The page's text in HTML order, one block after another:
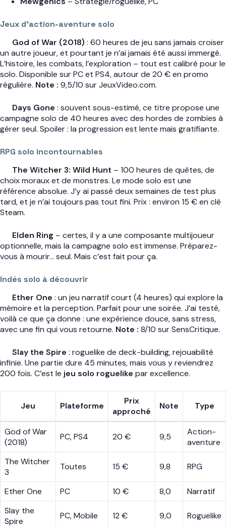
Jeux d’action-aventure solo
God of War (2018) : 60 heures de jeu sans jamais croiser
un autre joueur, et pourtant je n’ai jamais été aussi immergé.
L’histoire, les combats, l’exploration – tout est calibré pour le
solo. Disponible sur PC et PS4, autour de 20 € en promo
régulière. Note : 9,5/10 sur JeuxVideo.com.
Days Gone : souvent sous-estimé, ce titre propose une
campagne solo de 40 heures avec des hordes de zombies à
gérer seul. Spoiler : la progression est lente mais gratifiante.
RPG solo incontournables
The Witcher 3: Wild Hunt – 100 heures de quêtes, de
choix moraux et de monstres. Le mode solo est une
référence absolue. J’y ai passé deux semaines de test plus
tard, et je n’ai toujours pas tout fini. Prix : environ 15 € en clé
Steam.
Elden Ring – certes, il y a une composante multijoueur
optionnelle, mais la campagne solo est immense. Préparez-
vous à mourir… seul. Mais c’est fait pour ça.
Indés solo à découvrir
Ether One : un jeu narratif court (4 heures) qui explore la
mémoire et la perception. Parfait pour une soirée. J’ai testé,
voilà ce que ça donne : une expérience douce, sans stress,
avec une fin qui vous retourne. Note : 8/10 sur SensCritique.
Slay the Spire : roguelike de deck-building, rejouabilité
infinie. Une partie dure 45 minutes, mais vous y reviendrez
200 fois. C’est le jeu solo roguelike par excellence.
Jeu Plateforme
Prix
approché
Note Type
God of War
(2018)
PC, PS4 20 € 9,5
Action-
aventure
The Witcher
3
Toutes 15 € 9,8 RPG
Ether One PC 10 € 8,0
Narratif
Slay the
Spire
PC, Mobile 12 € 9,0
Roguelike